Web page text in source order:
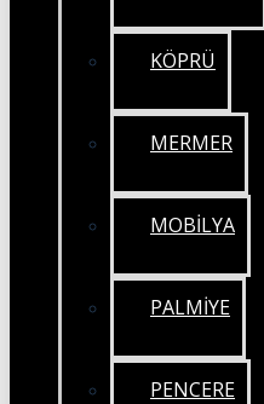
KÖPRÜ
MERMER
MOBİLYA
PALMİYE
PENCERE